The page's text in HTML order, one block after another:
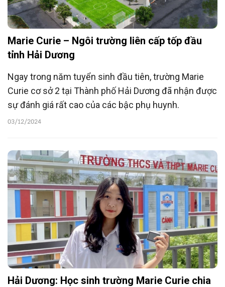
Marie Curie – Ngôi trường liên cấp tốp đầu
tỉnh Hải Dương
Ngay trong năm tuyển sinh đầu tiên, trường Marie
Curie cơ sở 2 tại Thành phố Hải Dương đã nhận được
sự đánh giá rất cao của các bậc phụ huynh.
03/12/2024
Hải Dương: Học sinh trường Marie Curie chia